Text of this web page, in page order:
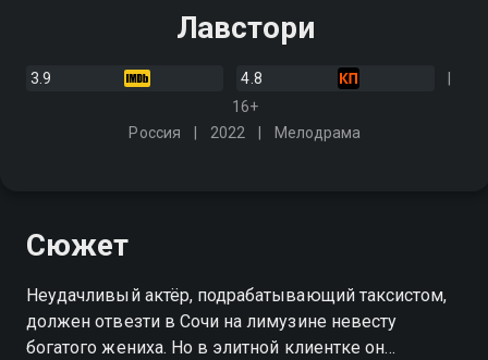
Лавстори
3.9
4.8
16+
Россия
2022 Мелодрама
Сюжет
Неудачливый актёр, подрабатывающий таксистом,
должен отвезти в Сочи на лимузине невесту
богатого жениха. Но в элитной клиентке он